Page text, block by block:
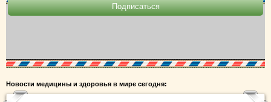
Новости медицины и здоровья в мире сегодня: